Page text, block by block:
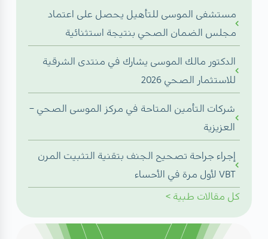
مستشفى الموسى للتأهيل يحصل على اعتماد
مجلس الضمان الصحي بنتيجة استثنائية
الدكتور مالك الموسى يشارك في منتدى الشرقية
للاستثمار الصحي 2026
شركات التأمين المتاحة في مركز الموسى الصحي –
العزيزية
إجراء جراحة تصحيح الجنف بتقنية التثبيت المرن
VBT لأول مرة في الأحساء
كل مقالات طبية >